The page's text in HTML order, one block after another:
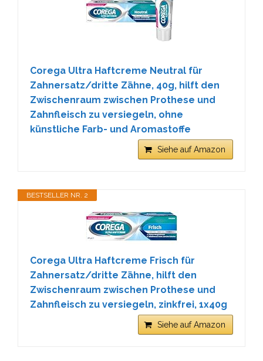
Corega Ultra Haftcreme Neutral für
Zahnersatz/dritte Zähne, 40g, hilft den
Zwischenraum zwischen Prothese und
Zahnfleisch zu versiegeln, ohne
künstliche Farb- und Aromastoffe
Siehe auf Amazon
BESTSELLER NR. 2
Corega Ultra Haftcreme Frisch für
Zahnersatz/dritte Zähne, hilft den
Zwischenraum zwischen Prothese und
Zahnfleisch zu versiegeln, zinkfrei, 1x40g
Siehe auf Amazon